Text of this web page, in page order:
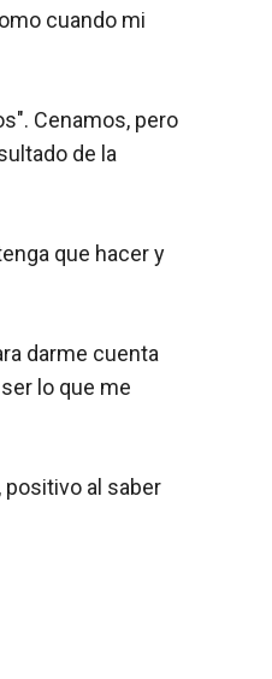
cuando mi
Cenamos, pero
de la
que hacer y
darme cuenta
lo que me
al saber